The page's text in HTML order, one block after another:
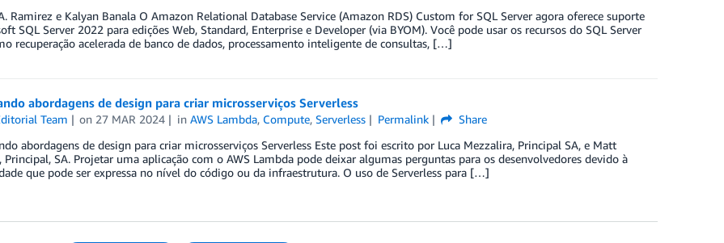
Ramirez e Kalyan Banala O Amazon Relational Database Service (Amazon RDS) Custom for SQL Server agora oferece suporte
SQL Server 2022 para edições Web, Standard, Enterprise e Developer (via BYOM). Você pode usar os recursos do SQL Server
recuperação acelerada de banco de dados, processamento inteligente de consultas, […]
abordagens de design para criar microsserviços Serverless
Team on 27 MAR 2024 inAWS Lambda, Compute,Serverless Permalink
Share
abordagens de design para criar microsserviços Serverless Este post foi escrito por Luca Mezzalira, Principal SA, e Matt
Principal, SA. Projetar uma aplicação com o AWS Lambda pode deixar algumas perguntas para os desenvolvedores devido à
que pode ser expressa no nível do código ou da infraestrutura. O uso de Serverless para […]